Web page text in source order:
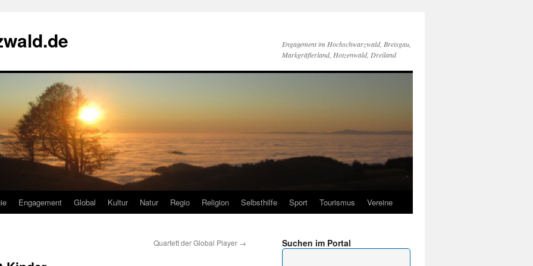
Engagement im Hochschwarzwald, Breisgau,
Markgräflerland, Hotzenwald, Dreiland
Engagement Global Kultur Natur Regio Religion Selbsthilfe Sport Tourismus Vereine
Quartett der Global Player → Suchen im Portal